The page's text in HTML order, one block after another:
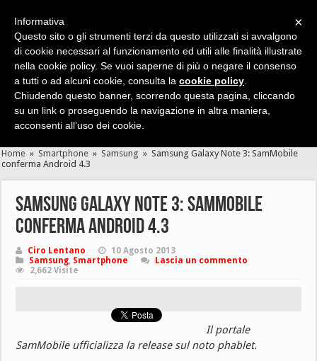
Cerca velocemente news, recensioni, guide, app, giochi ...
Home » Smartphone » Samsung » Samsung Galaxy Note 3: SamMobile
conferma Android 4.3
Samsung Galaxy Note 3: SamMobile
conferma Android 4.3
Ciro Lentano
10 Agosto 2013
Samsung, Smartphone
Lascia un commento
2,662 Visite
Il portale
SamMobile ufficializza la release sul noto phablet.
×
Informativa
Questo sito o gli strumenti terzi da questo utilizzati si avvalgono
di cookie necessari al funzionamento ed utili alle finalità illustrate
nella cookie policy. Se vuoi saperne di più o negare il consenso
a tutti o ad alcuni cookie, consulta la cookie policy
Chiudendo questo banner, scorrendo questa pagina, cliccando
su un link o proseguendo la navigazione in altra maniera,
acconsenti all’uso dei cookie.